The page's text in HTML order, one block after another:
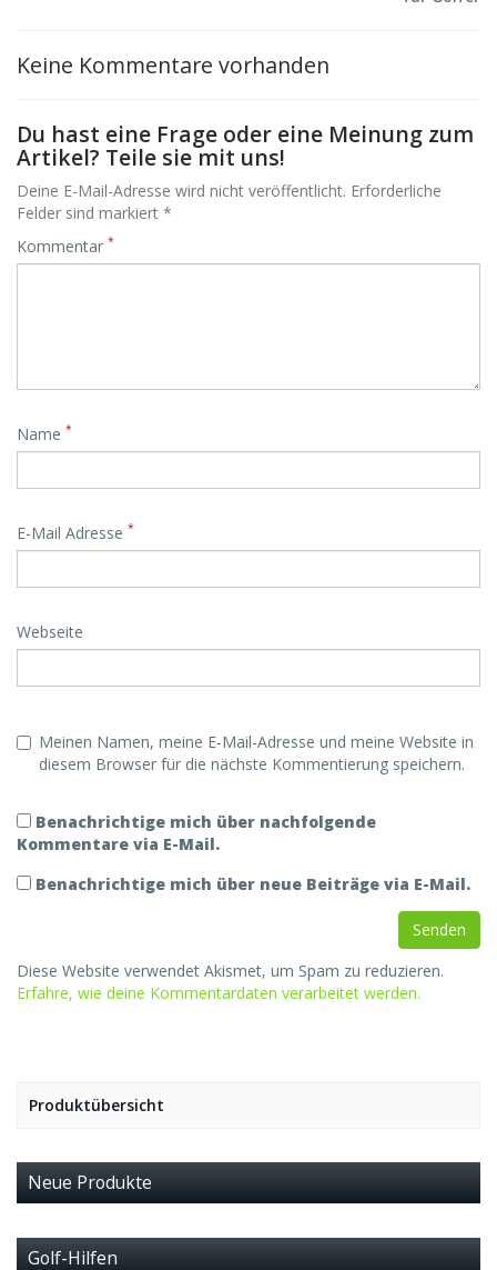
Keine Kommentare vorhanden
Du hast eine Frage oder eine Meinung zum
Artikel? Teile sie mit uns!
Deine E-Mail-Adresse wird nicht veröffentlicht. Erforderliche
Felder sind markiert *
Kommentar *
Name *
E-Mail Adresse *
Webseite
Meinen Namen, meine E-Mail-Adresse und meine Website in
diesem Browser für die nächste Kommentierung speichern.
Benachrichtige mich über nachfolgende
Kommentare via E-Mail.
Benachrichtige mich über neue Beiträge via E-Mail.
Diese Website verwendet Akismet, um Spam zu reduzieren.
Erfahre, wie deine Kommentardaten verarbeitet werden.
Produktübersicht
Neue Produkte
Golf-Hilfen